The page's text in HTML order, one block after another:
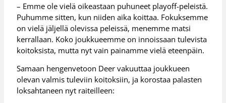
– Emme ole vielä oikeastaan puhuneet playoff-peleistä.
Puhumme sitten, kun niiden aika koittaa. Fokuksemme
on vielä jäljellä olevissa peleissä, menemme matsi
kerrallaan. Koko joukkueemme on innoissaan tulevista
koitoksista, mutta nyt vain painamme vielä eteenpäin.
Samaan hengenvetoon Deer vakuuttaa joukkueen
olevan valmis tuleviin koitoksiin, ja korostaa palasten
loksahtaneen nyt raiteilleen: